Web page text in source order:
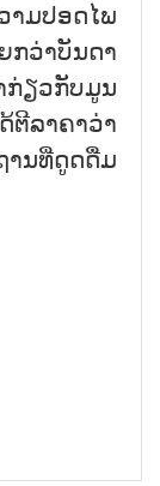
ມປອດໄພ
າບັນດາ
ກ່ຽວກັບມູນ
ລາຄາວ່າ
ນທີ່ດູດດື່ມ